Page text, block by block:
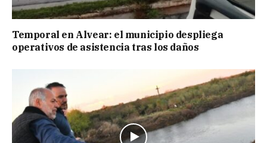
Temporal en Alvear: el municipio despliega
operativos de asistencia tras los daños